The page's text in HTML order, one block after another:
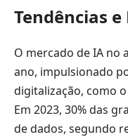
Tendências
O mercado de IA no
ano, impulsionado
digitalização, como o
Em 2023, 30% das
de dados, segundo